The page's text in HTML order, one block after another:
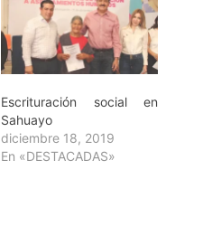
Escrituración social en
Sahuayo
diciembre 18, 2019
En «DESTACADAS»